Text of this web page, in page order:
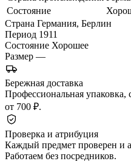
Состояние
Страна Германия, Берлин
Период 1911
Состояние Хорошее
Размер —
Бережная доставка
Профессиональная упаковка,
от 700 ₽.
Проверка и атрибуция
Каждый предмет проверен и
Работаем без посредников.